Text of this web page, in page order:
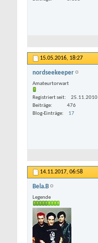
15.05.2016, 18:27
nordseekeeper
Amateurtorwart
Registriert seit
25.11.2010
Beiträge
476
Blog-Einträge
17
14.11.2017, 06:58
Bela.B
Legende